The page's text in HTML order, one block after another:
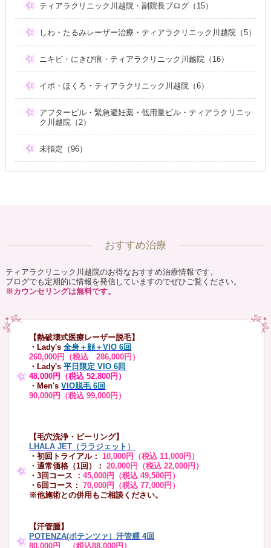
ティアラクリニック川越院・副院長ブログ（15）
しわ・たるみレーザー治療・ティアラクリニック川越院（5）
ニキビ・にきび痕・ティアラクリニック川越院（16）
イボ・ほくろ・ティアラクリニック川越院（6）
アフターピル・緊急避妊薬・低用量ピル・ティアラクリニッ
ク川越院（2）
未指定（96）
おすすめ治療
ティアラクリニック川越院のお得なおすすめ治療情報です。
ブログでも定期的に情報を発信していますのでぜひご覧ください。
※カウンセリングは無料です。
【熱破壊式医療レーザー脱毛】
・Lady's 全身＋顔＋VIO 6回
260,000円（税込 286,000円）
・Lady's平日限定 VIO 6回
48,000円（税込 52,800円）
・Men's VIO脱毛 6回
90,000円（税込 99,000円）
【毛穴洗浄・ピーリング】
LHALA JET（ララジェット）
・初回トライアル： 10,000円（税込 11,000円）
・通常価格（1回）：
20,000円（税込 22,000円）
・3回コース ：45,000円（税込 49,500円）
・6回コース：
70,000円（税込 77,000円）
※他施術との併用もご相談ください。
【汗管腫】
POTENZA(ポテンツァ）汗管腫 4回
80,000円 （税込88,000円）